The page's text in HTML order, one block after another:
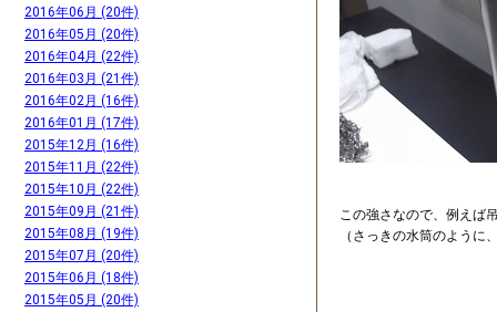
この強さなので、例えば
（さっきの水筒のよう
2016年06月 (20件)
2016年05月 (20件)
2016年04月 (22件)
2016年03月 (21件)
2016年02月 (16件)
2016年01月 (17件)
2015年12月 (16件)
2015年11月 (22件)
2015年10月 (22件)
2015年09月 (21件)
2015年08月 (19件)
2015年07月 (20件)
2015年06月 (18件)
2015年05月 (20件)